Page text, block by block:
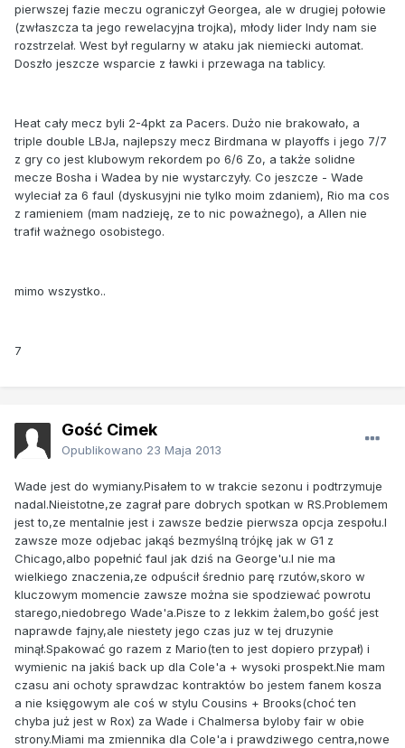
pierwszej fazie meczu ograniczył Georgea, ale w drugiej połowie
(zwłaszcza ta jego rewelacyjna trojka), młody lider Indy nam sie
rozstrzelał. West był regularny w ataku jak niemiecki automat.
Doszło jeszcze wsparcie z ławki i przewaga na tablicy.
Heat cały mecz byli 2-4pkt za Pacers. Dużo nie brakowało, a
triple double LBJa, najlepszy mecz Birdmana w playoffs i jego 7/7
z gry co jest klubowym rekordem po 6/6 Zo, a także solidne
mecze Bosha i Wadea by nie wystarczyły. Co jeszcze - Wade
wyleciał za 6 faul (dyskusyjni nie tylko moim zdaniem), Rio ma cos
z ramieniem (mam nadzieję, ze to nic poważnego), a Allen nie
trafił ważnego osobistego.
mimo wszystko..
7
Gość Cimek
Opublikowano 23 Maja 2013
Wade jest do wymiany.Pisałem to w trakcie sezonu i podtrzymuje
nadal.Nieistotne,ze zagrał pare dobrych spotkan w RS.Problemem
jest to,ze mentalnie jest i zawsze bedzie pierwsza opcja zespołu.I
zawsze moze odjebac jakąś bezmyślną trójkę jak w G1 z
Chicago,albo popełnić faul jak dziś na George'u.I nie ma
wielkiego znaczenia,ze odpuścił średnio parę rzutów,skoro w
kluczowym momencie zawsze można sie spodziewać powrotu
starego,niedobrego Wade'a.Pisze to z lekkim żalem,bo gość jest
naprawde fajny,ale niestety jego czas juz w tej druzynie
minął.Spakować go razem z Mario(ten to jest dopiero przypał) i
wymienic na jakiś back up dla Cole'a + wysoki prospekt.Nie mam
czasu ani ochoty sprawdzac kontraktów bo jestem fanem kosza
a nie księgowym ale coś w stylu Cousins + Brooks(choć ten
chyba już jest w Rox) za Wade i Chalmersa byloby fair w obie
strony.Miami ma zmiennika dla Cole'a i prawdziwego centra,nowe